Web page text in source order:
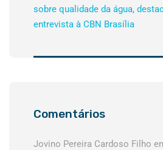
sobre qualidade da água,
entrevista à CBN Brasília
Comentários
Jovino Pereira Cardoso Filho